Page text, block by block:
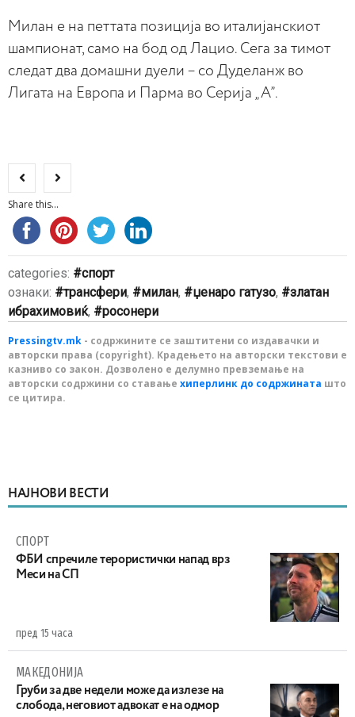
Милан е на петтата позиција во италијанскиот
шампионат, само на бод од Лацио. Сега за тимот
следат два домашни дуели – со Дуделанж во
Лигата на Европа и Парма во Серија „А”.
Share this...
categories:
спорт
ознаки:
трансфери, милан, џенаро гатузо,
златан
ибрахимовиќ, росонери
Pressingtv.mk - содржините се заштитени со издавачки и
авторски права (copyright). Крадењето на авторски текстови е
казниво со закон. Дозволено е делумно превземање на
авторски содржини со ставање хиперлинк до содржината што
се цитира.
НАЈНОВИ ВЕСТИ
СПОРТ
ФБИ спречиле терористички напад врз
Меси на СП
пред 15 часа
МАКЕДОНИЈА
Груби за две недели може да излезе на
слобода, неговиот адвокат е на одмор